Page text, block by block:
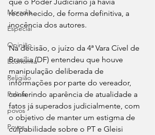
Moradia
Especial
Opinião
Economia
Religião
Polícia
povos
Povos
reconhecido, de forma definitiva, a
inocência dos autores.
Na decisão, o juízo da 4ª Vara Cível de
Brasília (DF) entendeu que houve
manipulação deliberada de
informações por parte do vereador,
conferindo aparência de atualidade a
fatos já superados judicialmente, com
o objetivo de manter um estigma de
culpabilidade sobre o PT e Gleisi